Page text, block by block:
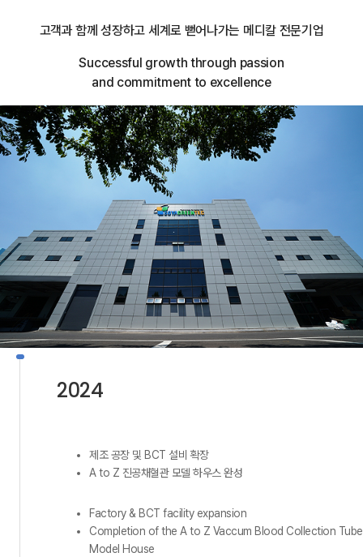
고객과 함께 성장하고 세계로 뻗어나가는 메디칼 전문기업
Successful growth through passion
and commitment to excellence
2024
제조 공장 및 BCT 설비 확장
A to Z 진공채혈관 모델 하우스 완성
Factory & BCT facility expansion
Completion of the A to Z Vaccum Blood Collection Tube
Model House